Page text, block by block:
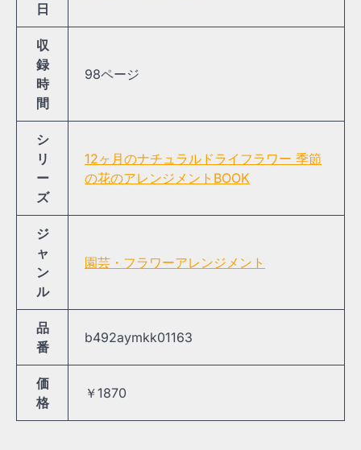
日
収
録
時
間
98ページ
シ
リ
ー
ズ
12ヶ月のナチュラルドライフラワー 季節
の花のアレンジメントBOOK
ジ
ャ
ン
ル
園芸・フラワーアレンジメント
品
番
b492aymkk01163
価
格
￥1870